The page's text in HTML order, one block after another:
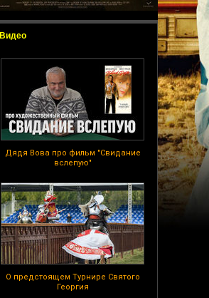
Видео
Дядя Вова про фильм "Свидание
вслепую"
О предстоящем Турнире Святого
Георгия